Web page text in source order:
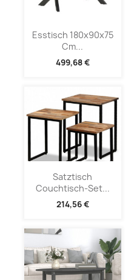
Esstisch 180x90x75
Cm...
499,68 €
Satztisch
Couchtisch-Set...
214,56 €